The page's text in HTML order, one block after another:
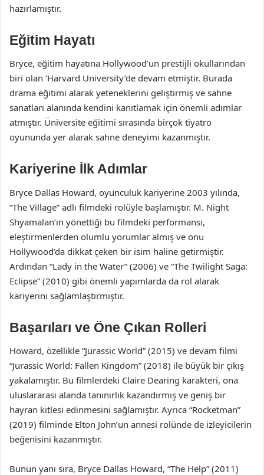
hazırlamıştır.
Eğitim Hayatı
Bryce, eğitim hayatına Hollywood’un prestijli okullarından
biri olan ‘Harvard University’de devam etmiştir. Burada
drama eğitimi alarak yeteneklerini geliştirmiş ve sahne
sanatları alanında kendini kanıtlamak için önemli adımlar
atmıştır. Üniversite eğitimi sırasında birçok tiyatro
oyununda yer alarak sahne deneyimi kazanmıştır.
Kariyerine İlk Adımlar
Bryce Dallas Howard, oyunculuk kariyerine 2003 yılında,
“The Village” adlı filmdeki rolüyle başlamıştır. M. Night
Shyamalan’ın yönettiği bu filmdeki performansı,
eleştirmenlerden olumlu yorumlar almış ve onu
Hollywood’da dikkat çeken bir isim haline getirmiştir.
Ardından “Lady in the Water” (2006) ve “The Twilight Saga:
Eclipse” (2010) gibi önemli yapımlarda da rol alarak
kariyerini sağlamlaştırmıştır.
Başarıları ve Öne Çıkan Rolleri
Howard, özellikle “Jurassic World” (2015) ve devam filmi
“Jurassic World: Fallen Kingdom” (2018) ile büyük bir çıkış
yakalamıştır. Bu filmlerdeki Claire Dearing karakteri, ona
uluslararası alanda tanınırlık kazandırmış ve geniş bir
hayran kitlesi edinmesini sağlamıştır. Ayrıca “Rocketman”
(2019) filminde Elton John’un annesi rolünde de izleyicilerin
beğenisini kazanmıştır.
Bunun yanı sıra, Bryce Dallas Howard, “The Help” (2011)